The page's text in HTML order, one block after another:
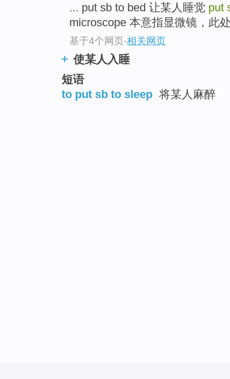
... put sb to bed 让某人睡觉 put
microscope 本意指显微镜，此
基于4个网页-相关网页
使某人入睡
短语
to put sb to sleep 将某人麻醉